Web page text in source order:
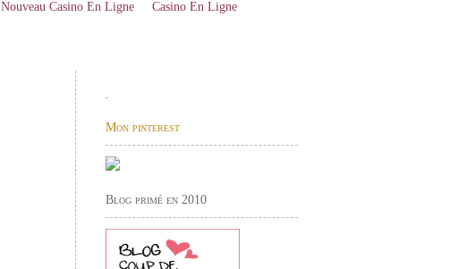
Nouveau Casino En Ligne Casino En Ligne
.
Mon pinterest
Blog primé en 2010